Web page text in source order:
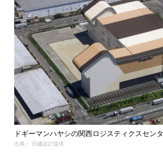
ドギーマンハヤシの関西ロジスティクスセン
出典： 日建設計提供